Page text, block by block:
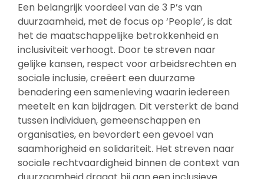
Een belangrijk voordeel van de 3 P’s van
duurzaamheid, met de focus op ‘People’, is dat
het de maatschappelijke betrokkenheid en
inclusiviteit verhoogt. Door te streven naar
gelijke kansen, respect voor arbeidsrechten en
sociale inclusie, creëert een duurzame
benadering een samenleving waarin iedereen
meetelt en kan bijdragen. Dit versterkt de band
tussen individuen, gemeenschappen en
organisaties, en bevordert een gevoel van
saamhorigheid en solidariteit. Het streven naar
sociale rechtvaardigheid binnen de context van